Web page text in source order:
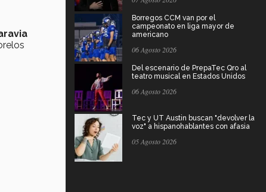
Borregos CCM van por el
campeonato en liga mayor de
americano
06 Agosto 2026
Del escenario de PrepaTec Qro al
teatro musical en Estados Unidos
06 Agosto 2026
Tec y UT Austin buscan "devolver la
voz" a hispanohablantes con afasia
05 Agosto 2026